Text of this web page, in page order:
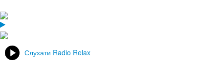
Слухати Radio Relax